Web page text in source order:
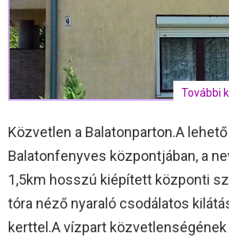
További
Közvetlen a Balatonparton.A
Balatonfenyves központjában, a
1,5km hosszú kiépített központi
tóra néző nyaraló csodálatos
kerttel.A vízpart